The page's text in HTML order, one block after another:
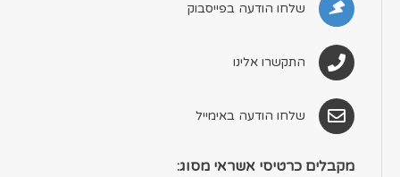
שלחו הודעה בפייסבוק
התקשרו אלינו
שלחו הודעה באימייל
מקבלים כרטיסי אשראי מסוג: